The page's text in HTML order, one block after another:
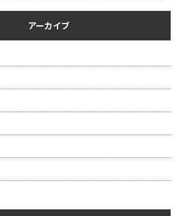
アーカイブ